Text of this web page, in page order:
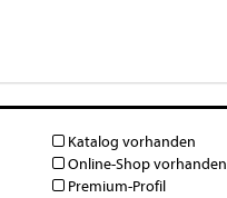
Katalog vorhanden
Online-Shop vorhanden
Premium-Profil